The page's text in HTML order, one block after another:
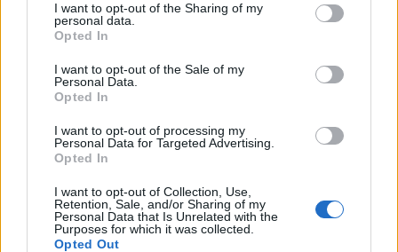
I want to opt-out of the Sharing of my
personal data.
Opted In
I want to opt-out of the Sale of my
Personal Data.
Opted In
I want to opt-out of processing my
Personal Data for Targeted Advertising.
Opted In
I want to opt-out of Collection, Use,
Retention, Sale, and/or Sharing of my
Personal Data that Is Unrelated with the
Purposes for which it was collected.
Opted Out
CSÍKSZÉK
GYERGYÓSZÉK
HÁROMSZÉK
MAROSSZÉK